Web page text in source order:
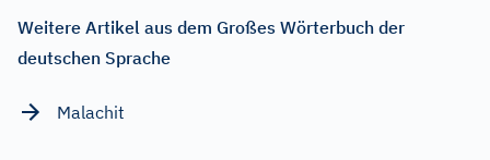
Weitere Artikel aus dem Großes Wörterbuch der
deutschen Sprache
Malachit